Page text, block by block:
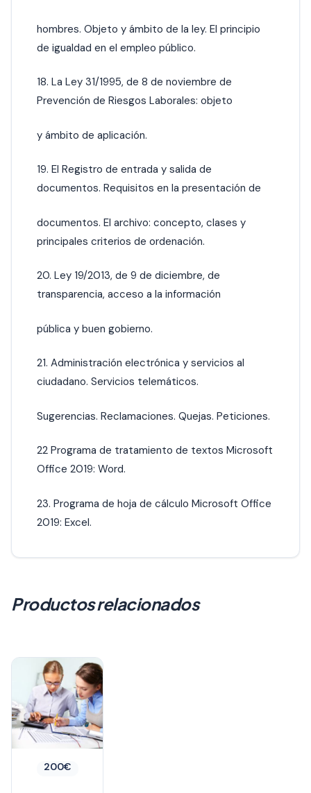
hombres. Objeto y ámbito de la ley. El principio
de igualdad en el empleo público.
18. La Ley 31/1995, de 8 de noviembre de
Prevención de Riesgos Laborales: objeto
y ámbito de aplicación.
19. El Registro de entrada y salida de
documentos. Requisitos en la presentación de
documentos. El archivo: concepto, clases y
principales criterios de ordenación.
20. Ley 19/2013, de 9 de diciembre, de
transparencia, acceso a la información
pública y buen gobierno.
21. Administración electrónica y servicios al
ciudadano. Servicios telemáticos.
Sugerencias. Reclamaciones. Quejas. Peticiones.
22 Programa de tratamiento de textos Microsoft
Office 2019: Word.
23. Programa de hoja de cálculo Microsoft Office
2019: Excel.
Productos relacionados
200€